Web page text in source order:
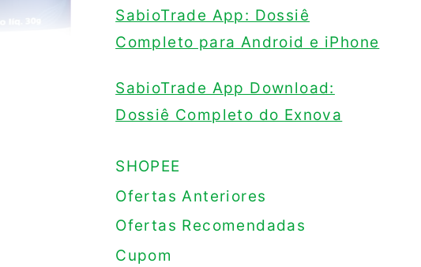
SabioTrade App: Dossiê
Completo para Android e iPhone
SabioTrade App Download:
Dossiê Completo do Exnova
SHOPEE
Ofertas Anteriores
Ofertas Recomendadas
Cupom